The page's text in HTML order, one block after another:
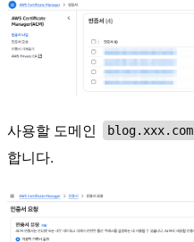
사용할 도메인 blog.xxx.com
합니다.